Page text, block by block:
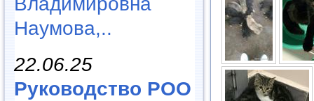
Наумова,..
22.06.25
Руководство РОО